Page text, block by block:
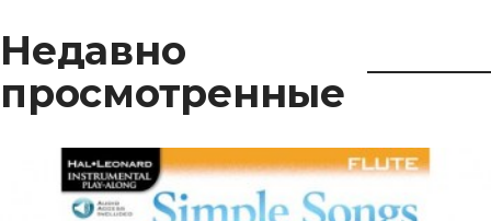
Недавно
просмотренные